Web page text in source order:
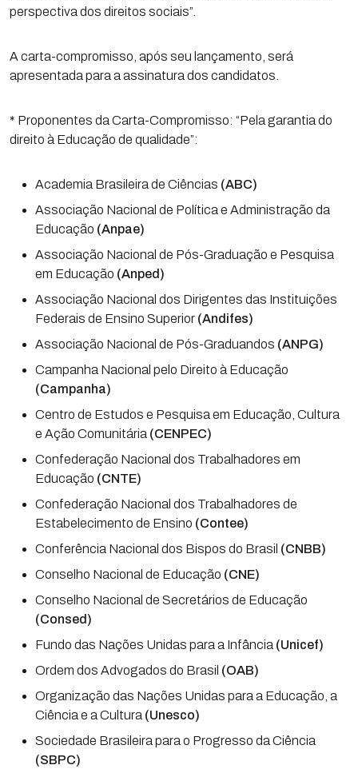
perspectiva dos direitos sociais”.
A carta-compromisso, após seu lançamento, será
apresentada para a assinatura dos candidatos.
* Proponentes da Carta-Compromisso: “Pela garantia do
direito à Educação de qualidade”:
Academia Brasileira de Ciências (ABC)
Associação Nacional de Política e Administração da
Educação (Anpae)
Associação Nacional de Pós-Graduação e Pesquisa
em Educação (Anped)
Associação Nacional dos Dirigentes das Instituições
Federais de Ensino Superior (Andifes)
Associação Nacional de Pós-Graduandos (ANPG)
Campanha Nacional pelo Direito à Educação
(Campanha)
Centro de Estudos e Pesquisa em Educação, Cultura
e Ação Comunitária (CENPEC)
Confederação Nacional dos Trabalhadores em
Educação (CNTE)
Confederação Nacional dos Trabalhadores de
Estabelecimento de Ensino (Contee)
Conferência Nacional dos Bispos do Brasil (CNBB)
Conselho Nacional de Educação (CNE)
Conselho Nacional de Secretários de Educação
(Consed)
Fundo das Nações Unidas para a Infância (Unicef)
Ordem dos Advogados do Brasil (OAB)
Organização das Nações Unidas para a Educação, a
Ciência e a Cultura (Unesco)
Sociedade Brasileira para o Progresso da Ciência
(SBPC)